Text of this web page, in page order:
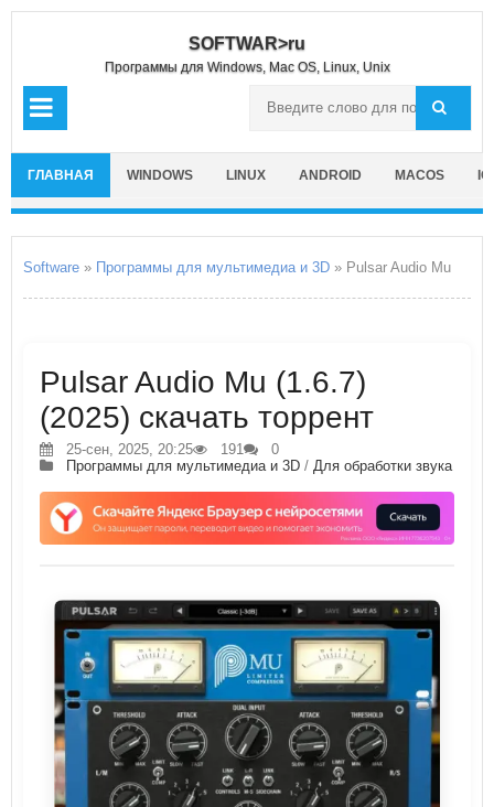
SOFTWAR>ru
Программы для Windows, Mac OS, Linux, Unix
ГЛАВНАЯ WINDOWS LINUX ANDROID MACOS
Software » Программы для мультимедиа и 3D » Pulsar Audio Mu
Pulsar Audio Mu (1.6.7)
(2025) скачать торрент
25-сен, 2025, 20:25 191
0
Программы для мультимедиа и 3D / Для обработки звука